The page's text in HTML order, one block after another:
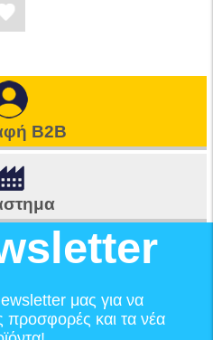
B2B
μας για να
προσφορές και τα νέα